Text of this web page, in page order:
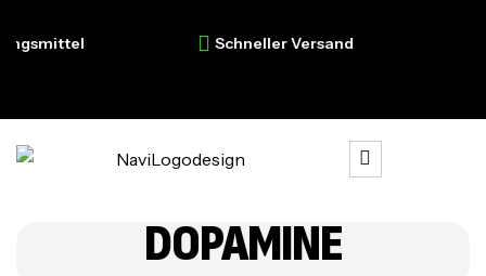
Schneller Versand
DOPAMINE